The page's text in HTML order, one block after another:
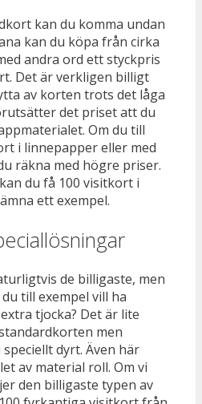
kan du komma undan
kan du köpa från cirka
andra ord ett styckpris
Det är verkligen billigt
av korten trots det låga
det priset att du
Om du till
i linnepapper eller med
räkna med högre priser.
du få 100 visitkort i
ett exempel.
de billigaste, men
till exempel vill ha
tjocka? Det är lite
men
dyrt. Även här
av material roll. Om vi
den billigaste typen av